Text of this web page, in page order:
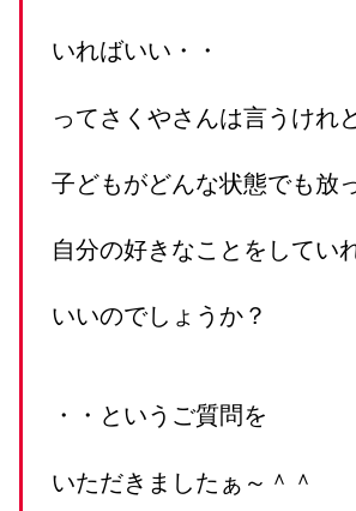
いればいい・・
ってさくやさんは言うけれど
子どもがどんな状態でも放
自分の好きなことをしてい
いいのでしょうか？
・・というご質問を
いただきましたぁ～＾＾